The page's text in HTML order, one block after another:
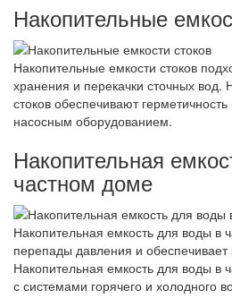
Накопительные
Накопительные емкости стоков
хранения и перекачки сточных вод.
стоков обеспечивают
насосным оборудованием.
Накопительная
частном доме
Накопительная емкость для воды в
перепады давления и обеспечивает
Накопительная емкость для воды в
с системами горячего и холодного